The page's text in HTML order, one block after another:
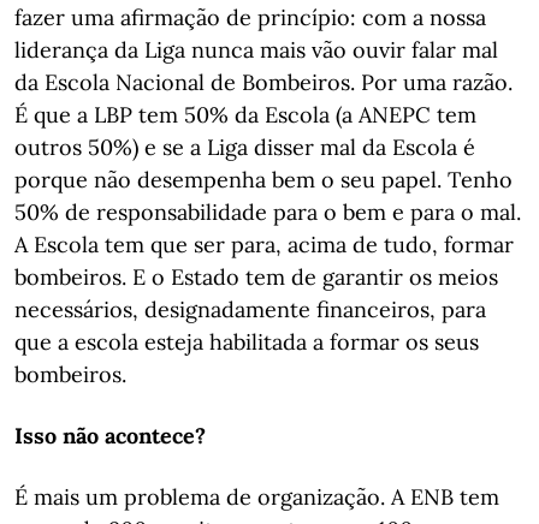
fazer uma afirmação de princípio: com a nossa
liderança da Liga nunca mais vão ouvir falar mal
da Escola Nacional de Bombeiros. Por uma razão.
É que a LBP tem 50% da Escola (a ANEPC tem
outros 50%) e se a Liga disser mal da Escola é
porque não desempenha bem o seu papel. Tenho
50% de responsabilidade para o bem e para o mal.
A Escola tem que ser para, acima de tudo, formar
bombeiros. E o Estado tem de garantir os meios
necessários, designadamente financeiros, para
que a escola esteja habilitada a formar os seus
bombeiros.
Isso não acontece?
É mais um problema de organização. A ENB tem